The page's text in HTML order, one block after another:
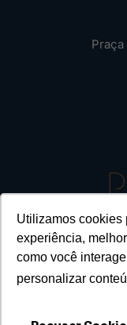
Utilizamos cookies
experiência,
como você
personalizar
Praça